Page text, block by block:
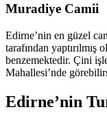
Muradiye Camii
Edirne’nin en güzel
tarafından yaptırılmış
benzemektedir. Çini
Mahallesi’nde
Edirne’nin